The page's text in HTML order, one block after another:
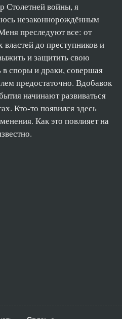
Столетней войны, я
незаконнорождённым
преследуют все: от
до преступников и
и защитить свою
споры и драки, совершая
предостаточно. Вдобавок
начинают развиваться
Кто-то появился здесь
Как это повлияет на